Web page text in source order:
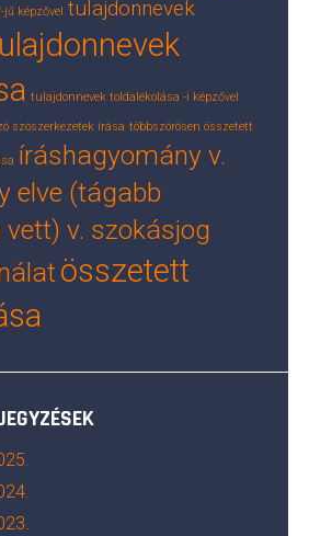
képzővel tulajdonnevek
tulajdonnevek toldalékolása -i képzővel
szószerkezetek írása többszörösen összetett
íráshagyomány v.
elve (tágabb
vett) v. szokásjog
összetett